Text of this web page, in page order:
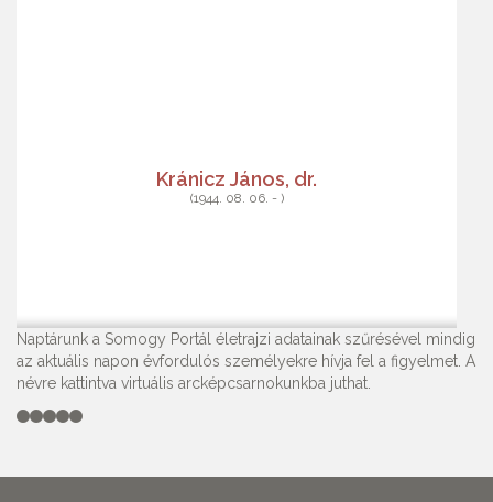
Kránicz János, dr.
(1944. 08. 06. - )
Naptárunk a Somogy Portál életrajzi adatainak szűrésével mindig
az aktuális napon évfordulós személyekre hívja fel a figyelmet. A
névre kattintva virtuális arcképcsarnokunkba juthat.